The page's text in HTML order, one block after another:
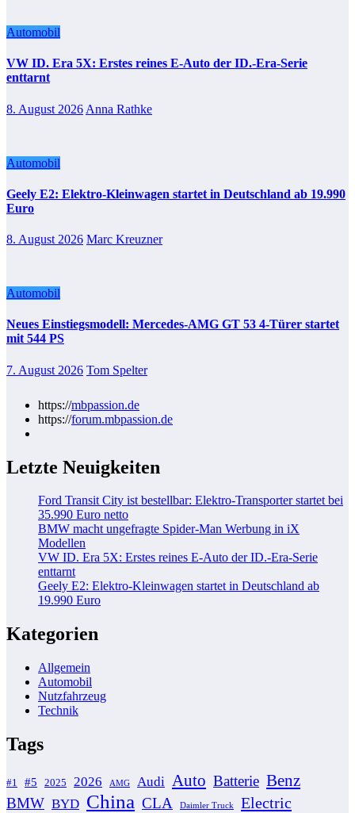
Automobil
VW ID. Era 5X: Erstes reines E-Auto der ID.-Era-Serie
enttarnt
8. August 2026 Anna Rathke
Automobil
Geely E2: Elektro-Kleinwagen startet in Deutschland ab 19.990
Euro
8. August 2026 Marc Kreuzner
Automobil
Neues Einstiegsmodell: Mercedes-AMG GT 53 4-Türer startet
mit 544 PS
7. August 2026 Tom Spelter
https://mbpassion.de
https://forum.mbpassion.de
Letzte Neuigkeiten
Ford Transit City ist bestellbar: Elektro-Transporter startet bei
35.990 Euro netto
BMW macht ungefragte Spider-Man Werbung in iX
Modellen
VW ID. Era 5X: Erstes reines E-Auto der ID.-Era-Serie
enttarnt
Geely E2: Elektro-Kleinwagen startet in Deutschland ab
19.990 Euro
Kategorien
Allgemein
Automobil
Nutzfahrzeug
Technik
Tags
#1 #5 2025 2026 AMG Audi Auto Batterie Benz
BMW BYD China CLA Daimler Truck Electric